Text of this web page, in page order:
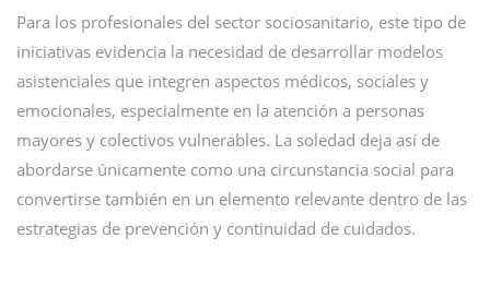
Para los profesionales del sector sociosanitario, este tipo de
iniciativas evidencia la necesidad de desarrollar modelos
asistenciales que integren aspectos médicos, sociales y
emocionales, especialmente en la atención a personas
mayores y colectivos vulnerables. La soledad deja así de
abordarse únicamente como una circunstancia social para
convertirse también en un elemento relevante dentro de las
estrategias de prevención y continuidad de cuidados.